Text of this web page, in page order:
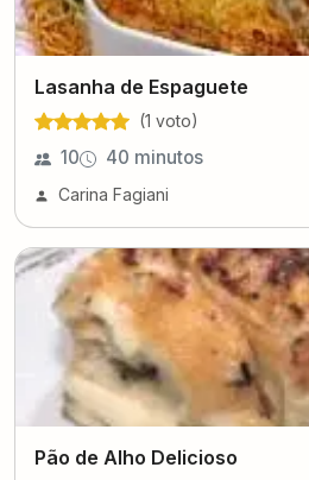
Lasanha de Espaguete
(1 voto)
10 40 minutos
Carina Fagiani
Pão de Alho Delicioso